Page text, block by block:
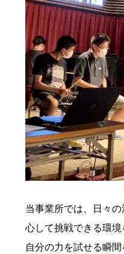
当事業所では、日々
心して挑戦できる環
自分の力を試せる瞬